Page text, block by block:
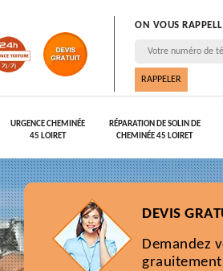
ON VOUS
URGENCE CHEMINÉE
45 LOIRET
RÉPARATION DE SOLIN DE
CHEMINÉE 45 LOIRET
DEVIS
Demandez
grauitement